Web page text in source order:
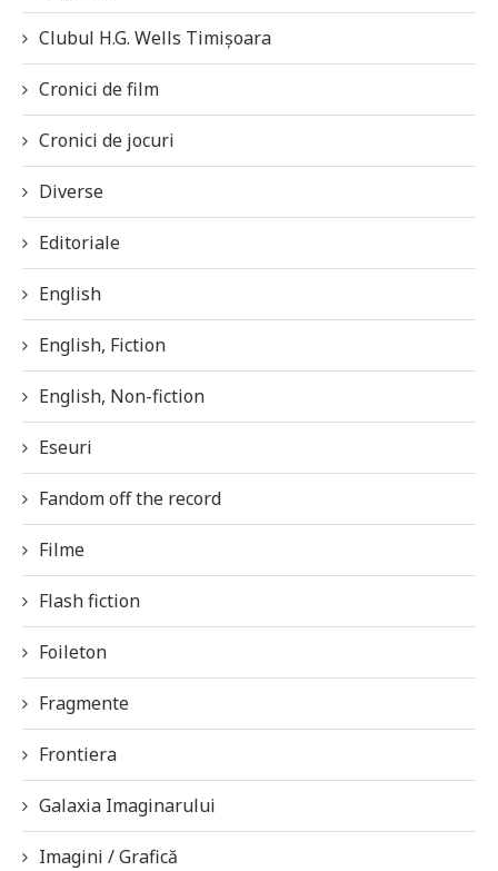
Clubul H.G. Wells Timișoara
Cronici de film
Cronici de jocuri
Diverse
Editoriale
English
English, Fiction
English, Non-fiction
Eseuri
Fandom off the record
Filme
Flash fiction
Foileton
Fragmente
Frontiera
Galaxia Imaginarului
Imagini / Grafică